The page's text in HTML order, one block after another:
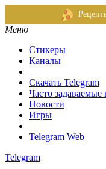
Меню
Стикеры
Каналы
Скачать Telegram
Часто задаваемые
Новости
Игры
Telegram Web
Telegram